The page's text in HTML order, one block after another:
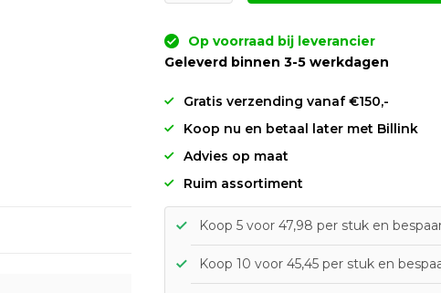
Op voorraad bij leverancier
Geleverd binnen 3-5 werkdagen
Gratis verzending vanaf €150,-
Koop nu en betaal later met Billink
Advies op maat
Ruim assortiment
Koop 5 voor 47,98 per stuk en
Koop 10 voor 45,45 per stuk en